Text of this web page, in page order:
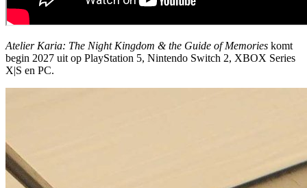
Atelier Karia: The Night Kingdom & the Guide of Memories komt
begin 2027 uit op PlayStation 5, Nintendo Switch 2, XBOX Series
X|S en PC.